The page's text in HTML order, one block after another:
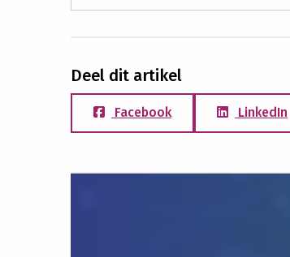
Deel dit artikel
Facebook LinkedIn